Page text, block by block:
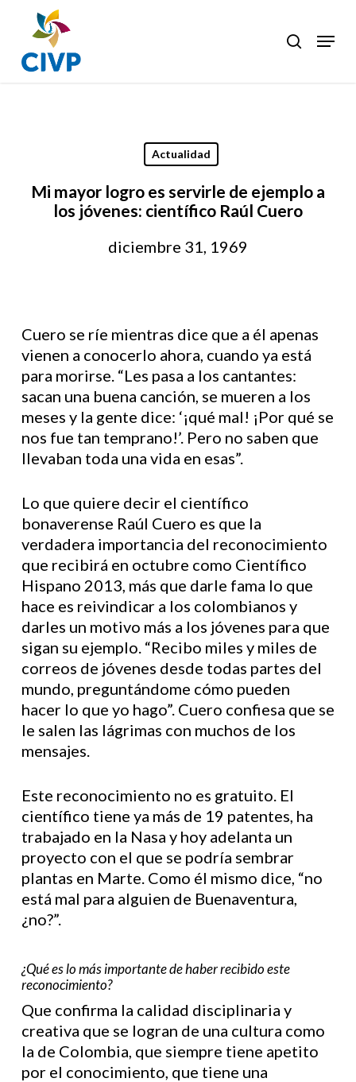
main
content
search
Menu
Actualidad
Mi mayor logro es servirle de ejemplo a
los jóvenes: científico Raúl Cuero
diciembre 31, 1969
Cuero se ríe mientras dice que a él apenas
vienen a conocerlo ahora, cuando ya está
para morirse. “Les pasa a los cantantes:
sacan una buena canción, se mueren a los
meses y la gente dice: ‘¡qué mal! ¡Por qué se
nos fue tan temprano!’. Pero no saben que
llevaban toda una vida en esas”.
Lo que quiere decir el científico
bonaverense Raúl Cuero es que la
verdadera importancia del reconocimiento
que recibirá en octubre como Científico
Hispano 2013, más que darle fama lo que
hace es reivindicar a los colombianos y
darles un motivo más a los jóvenes para que
sigan su ejemplo. “Recibo miles y miles de
correos de jóvenes desde todas partes del
mundo, preguntándome cómo pueden
hacer lo que yo hago”. Cuero confiesa que se
le salen las lágrimas con muchos de los
mensajes.
Este reconocimiento no es gratuito. El
científico tiene ya más de 19 patentes, ha
trabajado en la Nasa y hoy adelanta un
proyecto con el que se podría sembrar
plantas en Marte. Como él mismo dice, “no
está mal para alguien de Buenaventura,
¿no?”.
¿Qué es lo más importante de haber recibido este
reconocimiento?
Que confirma la calidad disciplinaria y
creativa que se logran de una cultura como
la de Colombia, que siempre tiene apetito
por el conocimiento, que tiene una
Close